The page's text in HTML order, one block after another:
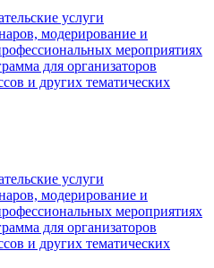
услуги
модерирование и
мероприятиях
для организаторов
и других тематических
услуги
модерирование и
мероприятиях
для организаторов
и других тематических